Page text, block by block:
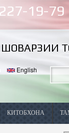
227-19-
English
КИТОБХОНА